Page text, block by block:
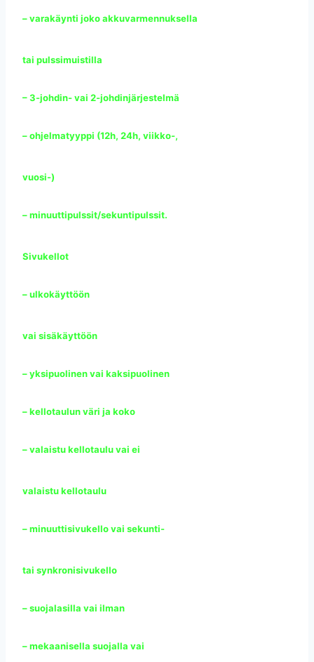
– varakäynti joko akkuvarmennuksella
tai pulssimuistilla
– 3-johdin- vai 2-johdinjärjestelmä
– ohjelmatyyppi (12h, 24h, viikko-,
vuosi-)
– minuuttipulssit/sekuntipulssit.
Sivukellot
– ulkokäyttöön
vai sisäkäyttöön
– yksipuolinen vai kaksipuolinen
– kellotaulun väri ja koko
– valaistu kellotaulu vai ei
valaistu kellotaulu
– minuuttisivukello vai sekunti-
tai synkronisivukello
– suojalasilla vai ilman
– mekaanisella suojalla vai